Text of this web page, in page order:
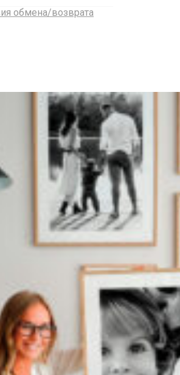
обмена/возврата